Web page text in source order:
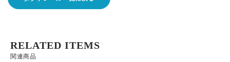
関連商品
RELATED ITEMS